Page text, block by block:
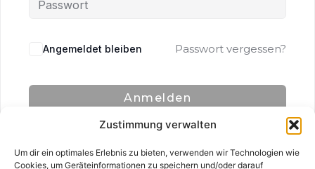
Zustimmung verwalten
Um dir ein optimales Erlebnis zu bieten, verwenden wir Technologien wie
Cookies, um Geräteinformationen zu speichern und/oder darauf
Angemeldet bleiben Passwort vergessen?
Anmelden